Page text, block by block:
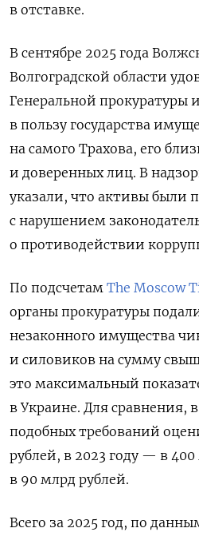
в отставке.
В сентябре 2025 года
Волгоградской области
Генеральной прокуратуры
в пользу государства
на самого Трахова, его
и доверенных лиц. В
указали, что активы были
с нарушением
о противодействии
По подсчетам The Moscow
органы прокуратуры
незаконного имущества
и силовиков на сумму
это максимальный
в Украине. Для сравнения,
подобных требований
рублей, в 2023 году — в
в 90 млрд рублей.
Всего за 2025 год, по